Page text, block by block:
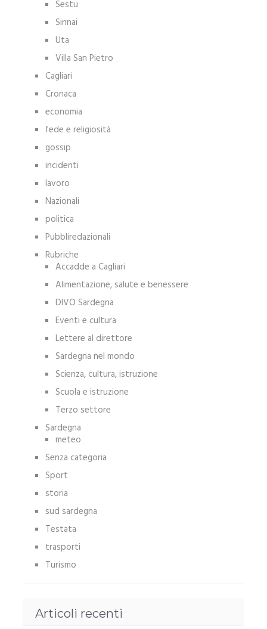
Sestu
Sinnai
Uta
Villa San Pietro
Cagliari
Cronaca
economia
fede e religiosità
gossip
incidenti
lavoro
Nazionali
politica
Pubbliredazionali
Rubriche
Accadde a Cagliari
Alimentazione, salute e benessere
DIVO Sardegna
Eventi e cultura
Lettere al direttore
Sardegna nel mondo
Scienza, cultura, istruzione
Scuola e istruzione
Terzo settore
Sardegna
meteo
Senza categoria
Sport
storia
sud sardegna
Testata
trasporti
Turismo
Articoli recenti